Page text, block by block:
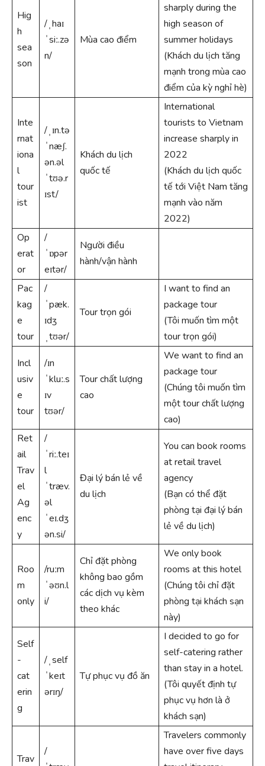
Hig
h
sea
son
/ˌhaɪ
ˈsiː.zə
n/
Mùa cao điểm
sharply during the
high season of
summer holidays
(Khách du lịch tăng
mạnh trong mùa cao
điểm của kỳ nghỉ hè)
Inte
rnat
iona
l
tour
ist
/ˌɪn.tə
ˈnæʃ.
ən.əl
ˈtʊə.r
ɪst/
Khách du lịch
quốc tế
International
tourists to Vietnam
increase sharply in
2022
(Khách du lịch quốc
tế tới Việt Nam tăng
mạnh vào năm
2022)
Op
erat
or
/
ˈɒpər
eɪtər/
Người điều
hành/vận hành
Pac
kag
e
tour
/
ˈpæk.
ɪdʒ
ˌtʊər/
Tour trọn gói
I want to find an
package tour
(Tôi muốn tìm một
tour trọn gói)
Incl
usiv
e
tour
/ɪn
ˈkluː.s
ɪv
tʊər/
Tour chất lượng
cao
We want to find an
package tour
(Chúng tôi muốn tìm
một tour chất lượng
cao)
Ret
ail
Trav
el
Ag
enc
y
/
ˈriː.teɪ
l
ˈtræv.
əl
ˈeɪ.dʒ
ən.si/
Đại lý bán lẻ về
du lịch
You can book rooms
at retail travel
agency
(Bạn có thể đặt
phòng tại đại lý bán
lẻ về du lịch)
Roo
m
only
/ruːm
ˈəʊn.l
i/
Chỉ đặt phòng
không bao gồm
các dịch vụ kèm
theo khác
We only book
rooms at this hotel
(Chúng tôi chỉ đặt
phòng tại khách sạn
này)
Self
-
cat
erin
g
/ˌself
ˈkeɪt
ərɪŋ/
Tự phục vụ đồ ăn
I decided to go for
self-catering rather
than stay in a hotel.
(Tôi quyết định tự
phục vụ hơn là ở
khách sạn)
Trav
/
Travelers commonly
have over five days